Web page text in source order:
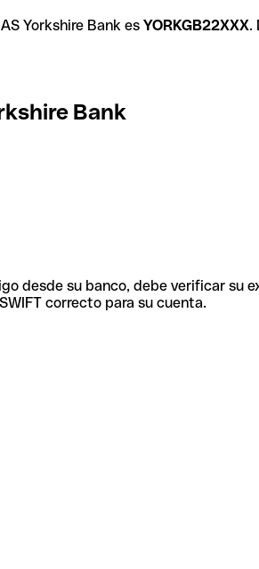
Yorkshire Bank es YORKGB22XXX.
Bank
desde su banco, debe verificar su
correcto para su cuenta.